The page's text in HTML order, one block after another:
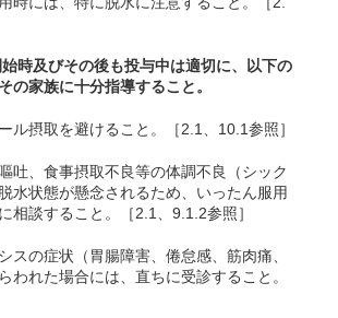
時及びその後も投与中は適切に、以下の
の家族に十分指導すること。
ル摂取を避けること。［2.1、10.1参照］
吐、食事摂取不良等の体調不良（シック
水状態が懸念されるため、いったん服用
相談すること。［2.1、9.1.2参照］
スの症状（胃腸障害、倦怠感、筋肉痛、
われた場合には、直ちに受診すること。